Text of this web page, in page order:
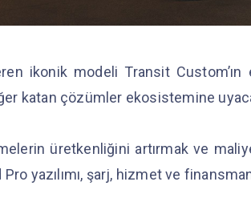
ikonik modeli Transit
katan çözümler ekosistemine
üretkenliğini artırmak ve
yazılımı, şarj, hizmet ve